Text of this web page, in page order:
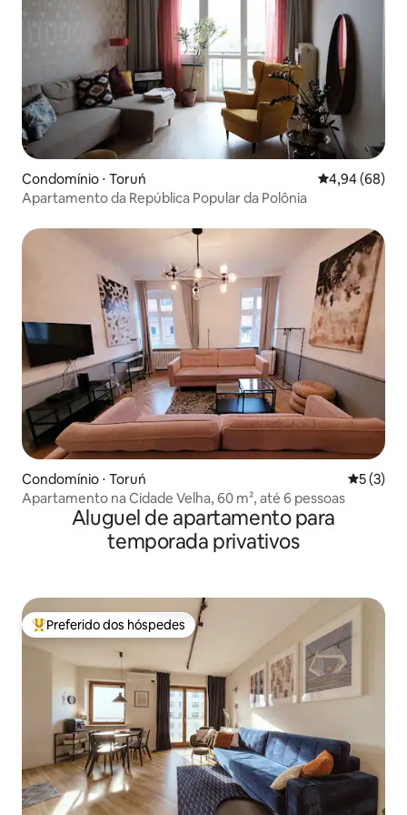
Condomínio ⋅ Toruń 4,94 de uma
4,94 (68)
Apartamento da República Popular da Polônia
Condomínio ⋅ Toruń 5 de
5 (3)
Apartamento na Cidade Velha, 60 m², até 6 pessoas
Aluguel de apartamento para
temporada privativos
Entre os melhores preferidos dos hóspedes
Preferido dos hóspedes